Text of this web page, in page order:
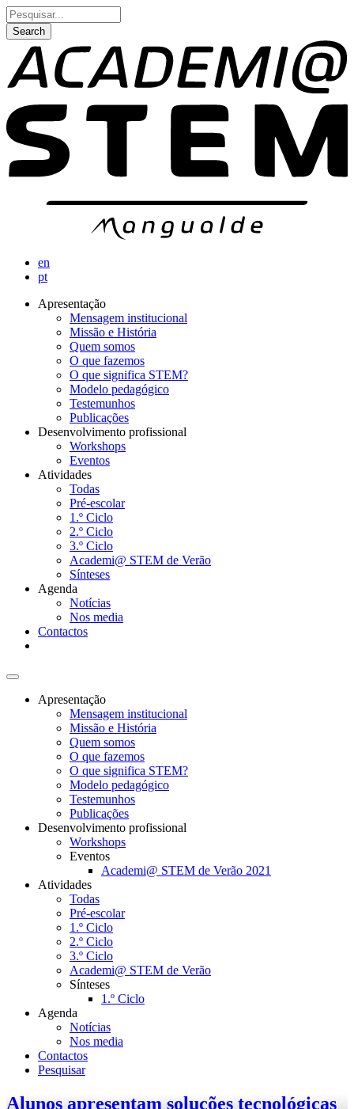
Skip
to
main
content
Search
en
pt
Navegação
principal
Apresentação
Mensagem institucional
Missão e História
Quem somos
O que fazemos
O que significa STEM?
Modelo pedagógico
Testemunhos
Publicações
Desenvolvimento profissional
Workshops
Eventos
Atividades
Todas
Pré-escolar
1.º Ciclo
2.º Ciclo
3.º Ciclo
Academi@ STEM de Verão
Sínteses
Agenda
Notícias
Nos media
Contactos
Apresentação
Mensagem institucional
Missão e História
Quem somos
O que fazemos
O que significa STEM?
Modelo pedagógico
Testemunhos
Publicações
Desenvolvimento profissional
Workshops
Eventos
Academi@ STEM de Verão 2021
Atividades
Todas
Pré-escolar
1.º Ciclo
2.º Ciclo
3.º Ciclo
Academi@ STEM de Verão
Sínteses
1.º Ciclo
Agenda
Notícias
Nos media
Contactos
Pesquisar
Alunos apresentam soluções tecnológicas